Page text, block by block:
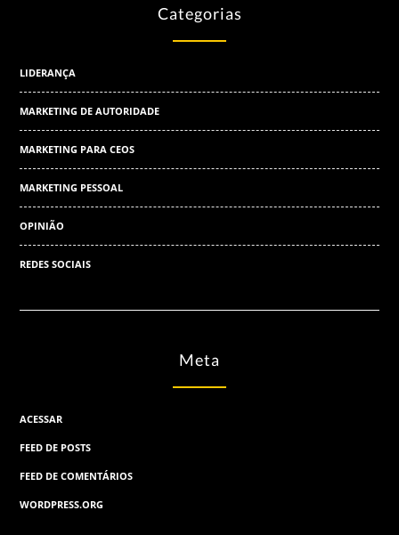
Categorias
LIDERANÇA
MARKETING DE AUTORIDADE
MARKETING PARA CEOS
MARKETING PESSOAL
OPINIÃO
REDES SOCIAIS
Meta
ACESSAR
FEED DE POSTS
FEED DE COMENTÁRIOS
WORDPRESS.ORG